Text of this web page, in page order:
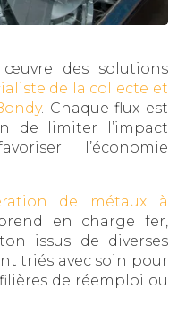
des solutions
de la collecte et
. Chaque flux est
de limiter l’impact
l’économie
de métaux à
en charge fer,
issus de diverses
triés avec soin pour
de réemploi ou